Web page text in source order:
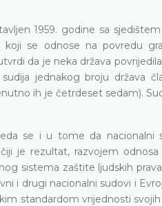
1959. godine sa
se odnose na povredu
da je neka država
jednakog broju država
ih je četrdeset sedam).
se i u tome da nacionalni
je rezultat, razvojem
sistema zaštite ljudskih
i drugi nacionalni sudovi i
standardom vrijednosti